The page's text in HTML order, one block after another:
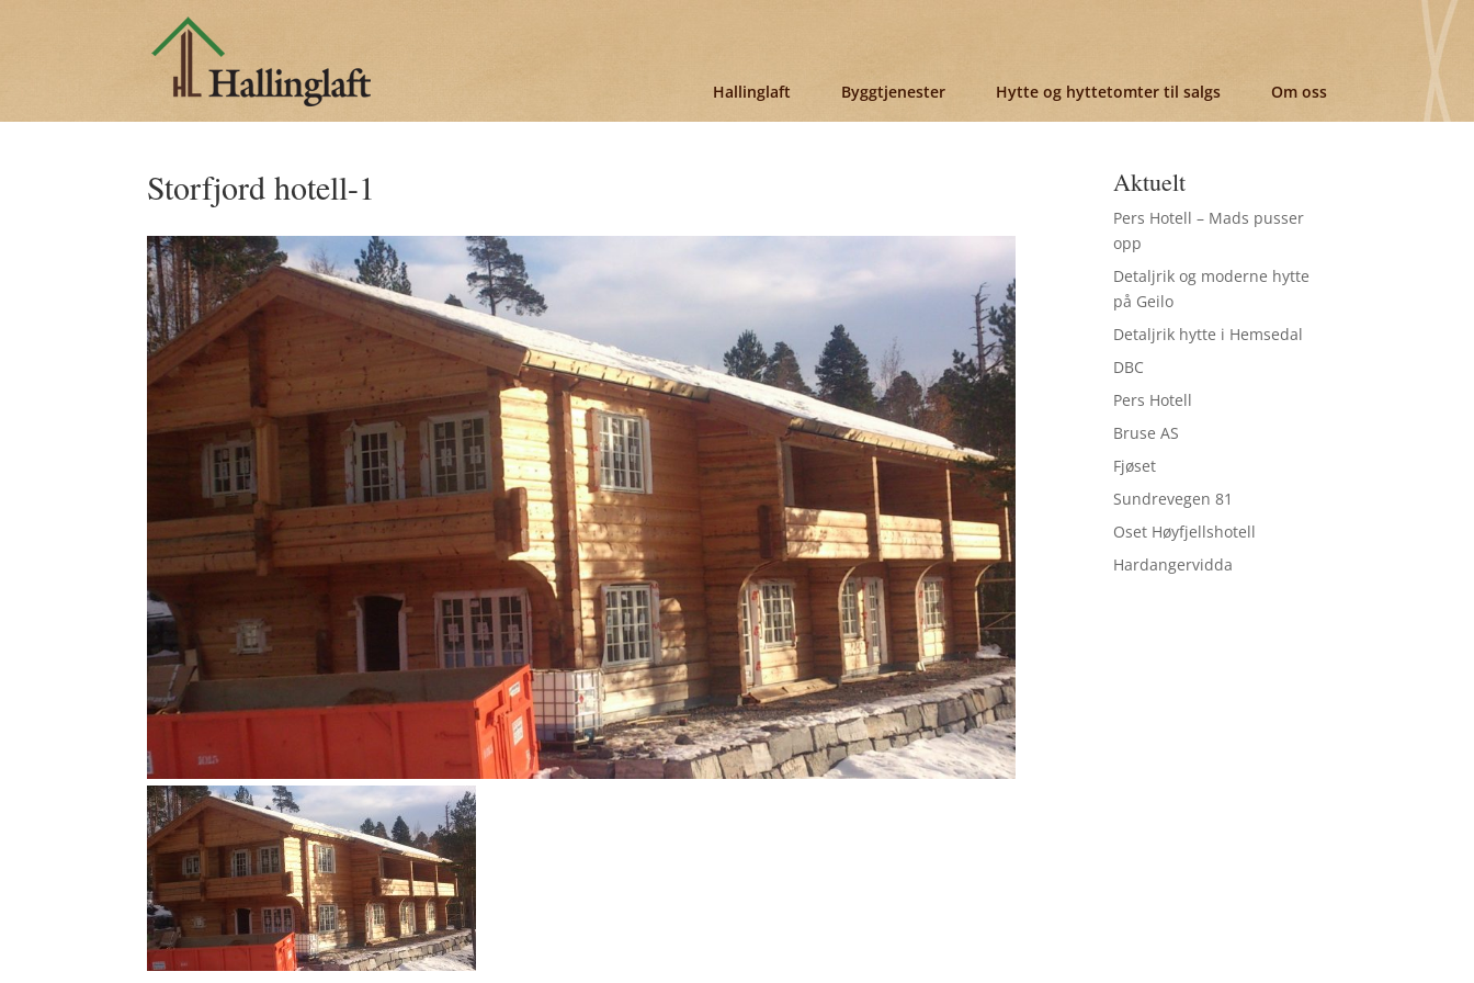
Hallinglaft Byggtjenester Hytte og hyttetomter til salgs Om oss
Storfjord hotell-1 Aktuelt
Pers Hotell – Mads pusser
opp
Detaljrik og moderne hytte
på Geilo
Detaljrik hytte i Hemsedal
DBC
Pers Hotell
Bruse AS
Fjøset
Sundrevegen 81
Oset Høyfjellshotell
Hardangervidda